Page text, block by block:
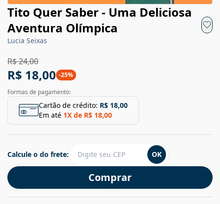
Tito Quer Saber - Uma Deliciosa
Aventura Olímpica
Lucia Seixas
R$ 24,00
R$ 18,00 -25%
Formas de pagamento:
Cartão de crédito: R$ 18,00
Em até 1X de R$ 18,00
Comprar
Calcule o do frete: OK